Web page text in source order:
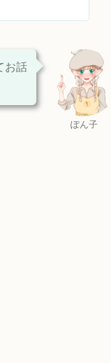
ぽん子
お話